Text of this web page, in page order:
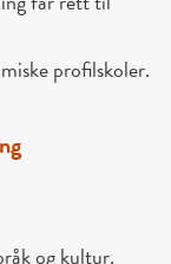
profilskoler.
og kultur.